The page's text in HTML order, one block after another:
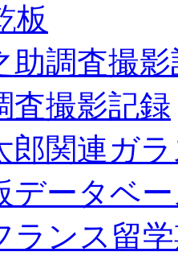
板
助調査撮
査撮影記録
郎関連ガ
データベ
ランス留